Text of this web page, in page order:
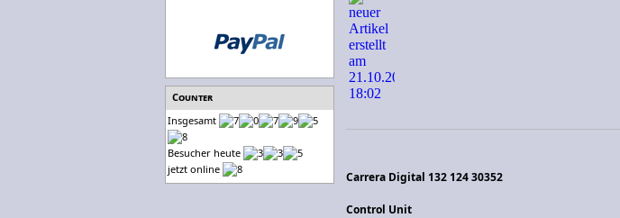
Counter
Insgesamt
Besucher heute
jetzt online
Carrera Digital 132 124 30352
Control Unit